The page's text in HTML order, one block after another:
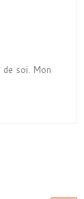
de soi. Mon